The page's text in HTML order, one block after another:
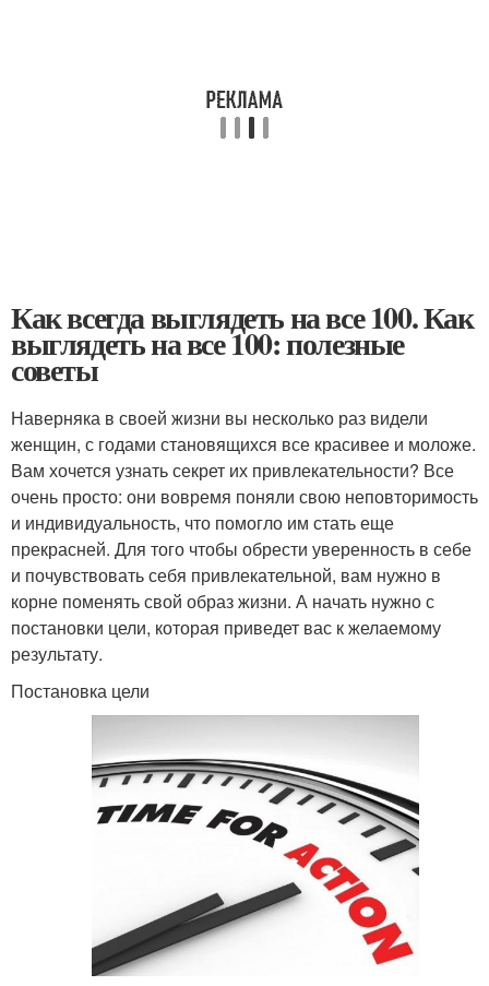
Как всегда выглядеть на все 100. Как
выглядеть на все 100: полезные
советы
Наверняка в своей жизни вы несколько раз видели
женщин, с годами становящихся все красивее и моложе.
Вам хочется узнать секрет их привлекательности? Все
очень просто: они вовремя поняли свою неповторимость
и индивидуальность, что помогло им стать еще
прекрасней. Для того чтобы обрести уверенность в себе
и почувствовать себя привлекательной, вам нужно в
корне поменять свой образ жизни. А начать нужно с
постановки цели, которая приведет вас к желаемому
результату.
Постановка цели